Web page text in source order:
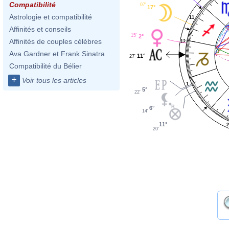
Compatibilité
Astrologie et compatibilité
Affinités et conseils
Affinités de couples célèbres
Ava Gardner et Frank Sinatra
Compatibilité du Bélier
+ Voir tous les articles 1
2
11
12
17°
07'
2°
15'
11°
27'
5°
22'
6°
14'
11°
20'